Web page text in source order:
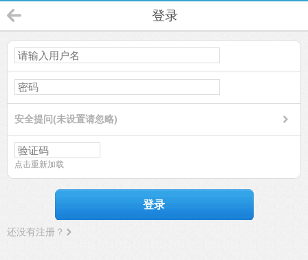
登录
安全提问(未设置请忽略)
点击重新加载
登录
还没有注册？